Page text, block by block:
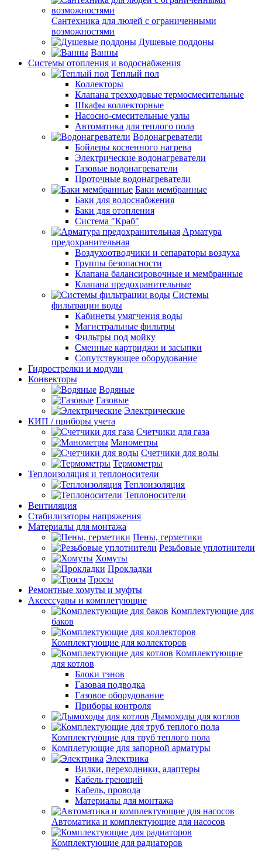
Сантехника для людей с ограниченными
возможностями
Душевые поддоны
Ванны
Системы отопления и водоснабжения
Теплый пол
Коллекторы
Клапана трехходовые термосмесительные
Шкафы коллекторные
Насосно-смесительные узлы
Автоматика для теплого пола
Водонагреватели
Бойлеры косвенного нагрева
Электрические водонагреватели
Газовые водонагреватели
Проточные водонагреватели
Баки мембранные
Баки для водоснабжения
Баки для отопления
Система "Краб"
Арматура
предохранительная
Воздухоотводчики и сепараторы воздуха
Группы безопасности
Клапана балансировочные и мембранные
Клапана предохранительные
Системы
фильтрации воды
Кабинеты умягчения воды
Магистральные фильтры
Фильтры под мойку
Сменные картриджи и засыпки
Сопутствующее оборудование
Гидрострелки и модули
Конвекторы
Водяные
Газовые
Электрические
КИП / приборы учета
Счетчики для газа
Манометры
Счетчики для воды
Термометры
Теплоизоляция и теплоносители
Теплоизоляция
Теплоносители
Вентиляция
Стабилизаторы напряжения
Материалы для монтажа
Пены, герметики
Резьбовые уплотнители
Хомуты
Прокладки
Тросы
Ремонтные хомуты и муфты
Аксессуары и комплетующие
Комплектующие для
баков
Комплектующие для коллекторов
Комплектующие
для котлов
Блоки тэнов
Газовая подводка
Газовое оборудование
Приборы контроля
Дымоходы для котлов
Комплектующие для труб теплого пола
Комплетующие для запорной арматуры
Электрика
Вилки, переходники, адаптеры
Кабель греющий
Кабель, провода
Материалы для монтажа
Автоматика и комплектующие для насосов
Комплектующие для радиаторов